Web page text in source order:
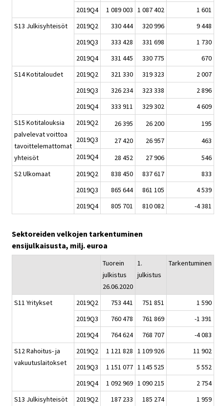
2019Q4
1 089 003 1 087 402
1 601
S13 Julkisyhteisöt
2019Q2 330 444 320 996
9 448
2019Q3
333 428 331 698
1 730
2019Q4
331 445 330 775
670
S14 Kotitaloudet
2019Q2 321 330 319 323
2 007
2019Q3
326 234 323 338
2 896
2019Q4
333 911 329 302
4 609
S15 Kotitalouksia
palvelevat voittoa
tavoittelemattomat
yhteisöt
2019Q2 26 395 26 200
195
2019Q3
27 420 26 957
463
2019Q4
28 452 27 906
546
S2 Ulkomaat
2019Q2 838 450 837 617
833
2019Q3
865 644 861 105
4 539
2019Q4
805 701 810 082 -4 381
Sektoreiden velkojen tarkentuminen
ensijulkaisusta, milj. euroa
Tuorein
julkistus
26.06.2020
1.
julkistus
Tarkentuminen
S11 Yritykset 2019Q2 753 441 751 851
1 590
2019Q3
760 478 761 869
-1 391
2019Q4
764 624 768 707
-4 083
S12 Rahoitus- ja
vakuutuslaitokset
2019Q2 1 121 828 1 109 926
11 902
2019Q3
1 151 077 1 145 525
5 552
2019Q4
1 092 969 1 090 215
2 754
S13 Julkisyhteisöt
2019Q2 187 233 185 274 1 959